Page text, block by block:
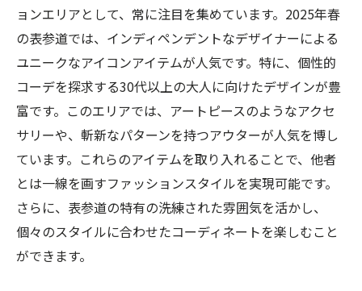
ョンエリアとして、常に注目を集めています。2025年春
の表参道では、インディペンデントなデザイナーによる
ユニークなアイコンアイテムが人気です。特に、個性的
コーデを探求する30代以上の大人に向けたデザインが豊
富です。このエリアでは、アートピースのようなアクセ
サリーや、斬新なパターンを持つアウターが人気を博し
ています。これらのアイテムを取り入れることで、他者
とは一線を画すファッションスタイルを実現可能です。
さらに、表参道の特有の洗練された雰囲気を活かし、
個々のスタイルに合わせたコーディネートを楽しむこと
ができます。